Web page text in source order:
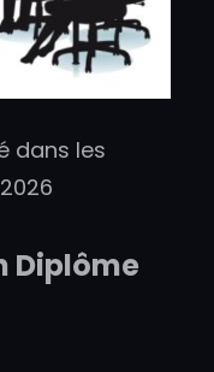
dans les
Diplôme